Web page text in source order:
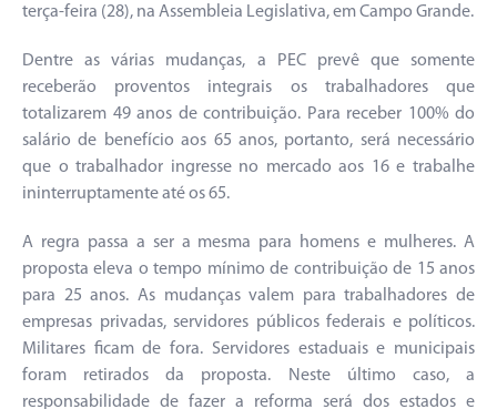
terça-feira (28), na Assembleia Legislativa, em Campo Grande.
Dentre as várias mudanças, a PEC prevê que somente
receberão proventos integrais os trabalhadores que
totalizarem 49 anos de contribuição. Para receber 100% do
salário de benefício aos 65 anos, portanto, será necessário
que o trabalhador ingresse no mercado aos 16 e trabalhe
ininterruptamente até os 65.
A regra passa a ser a mesma para homens e mulheres. A
proposta eleva o tempo mínimo de contribuição de 15 anos
para 25 anos. As mudanças valem para trabalhadores de
empresas privadas, servidores públicos federais e políticos.
Militares ficam de fora. Servidores estaduais e municipais
foram retirados da proposta. Neste último caso, a
responsabilidade de fazer a reforma será dos estados e